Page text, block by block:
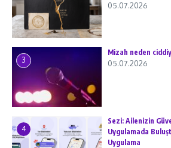
05.07.2026
3
Mizah neden
05.07.2026
4
Sezi: Ailenizin
Uygulamada
Uygulama